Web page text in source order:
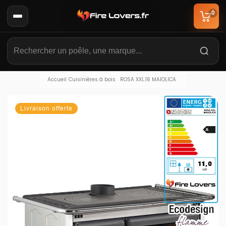
0
Accueil Cuisinières à bois ROSA XXL.16 MAIOLICA
Livraison offerte